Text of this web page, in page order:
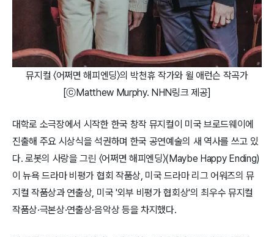
뮤지컬 〈어쩌면 해피엔딩〉의 박천휴 작가와 윌 애런슨 작곡가
[ⓒMatthew Murphy. NHN링크 제공]
대학로 소극장에서 시작한 한국 창작 뮤지컬이 미국 브로드웨이에
진출해 주요 시상식을 석권하며 한국 공연예술의 새 역사를 쓰고 있
다. 로봇의 사랑을 그린 〈어쩌면 해피엔딩〉(Maybe Happy Ending)
이 뉴욕 드라마 비평가 협회 작품상, 미국 드라마 리그 어워즈의 뮤
지컬 작품상과 연출상, 미국 '외부 비평가 협회상'의 최우수 뮤지컬
작품상·극본상·연출상·음악상 등을 차지했다.